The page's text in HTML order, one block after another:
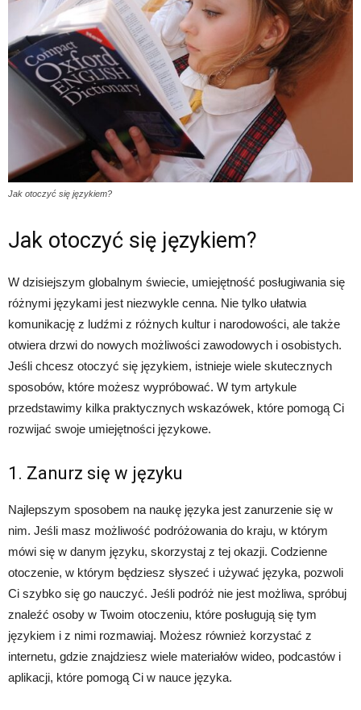
Jak otoczyć się językiem?
Jak otoczyć się językiem?
W dzisiejszym globalnym świecie, umiejętność posługiwania się
różnymi językami jest niezwykle cenna. Nie tylko ułatwia
komunikację z ludźmi z różnych kultur i narodowości, ale także
otwiera drzwi do nowych możliwości zawodowych i osobistych.
Jeśli chcesz otoczyć się językiem, istnieje wiele skutecznych
sposobów, które możesz wypróbować. W tym artykule
przedstawimy kilka praktycznych wskazówek, które pomogą Ci
rozwijać swoje umiejętności językowe.
1. Zanurz się w języku
Najlepszym sposobem na naukę języka jest zanurzenie się w
nim. Jeśli masz możliwość podróżowania do kraju, w którym
mówi się w danym języku, skorzystaj z tej okazji. Codzienne
otoczenie, w którym będziesz słyszeć i używać języka, pozwoli
Ci szybko się go nauczyć. Jeśli podróż nie jest możliwa, spróbuj
znaleźć osoby w Twoim otoczeniu, które posługują się tym
językiem i z nimi rozmawiaj. Możesz również korzystać z
internetu, gdzie znajdziesz wiele materiałów wideo, podcastów i
aplikacji, które pomogą Ci w nauce języka.